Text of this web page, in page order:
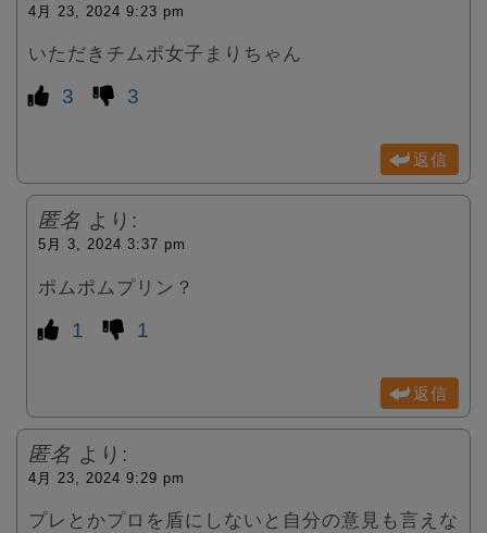
4月 23, 2024 9:23 pm
いただきチムポ女子まりちゃん
3 3
返信
匿名 より:
5月 3, 2024 3:37 pm
ポムポムプリン？
1 1
返信
匿名 より:
4月 23, 2024 9:29 pm
プレとかプロを盾にしないと自分の意見も言えな